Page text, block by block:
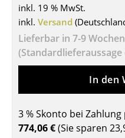
Schreibtische
Sekretäre & PC-Tische
Konferenztische
Stehtische &
Kindertische
Gartentische
inkl. 19 % MwSt.
inkl. Versand
Lieferbar in 7-9 Wochen
In den
3 % Skonto bei Zahlung
774,06 €(Sie sparen